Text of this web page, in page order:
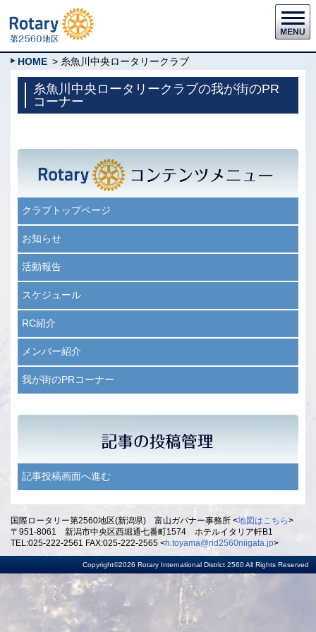
HOME > 糸魚川中央ロータリークラブ
クラブトップページ
お知らせ
活動報告
スケジュール
RC紹介
メンバー紹介
我が街のPRコーナー
記事投稿画面へ進む
糸魚川中央ロータリークラブの我が街のPR
コーナー
国際ロータリー第2560地区(新潟県) 富山ガバナー事務所 <地図はこちら>
〒951-8061 新潟市中央区西堀通七番町1574 ホテルイタリア軒B1
TEL:025-222-2561 FAX:025-222-2565 <h.toyama@rid2560niigata.jp>
Copyright©2026 Rotary International District 2560 All Rights Reserved